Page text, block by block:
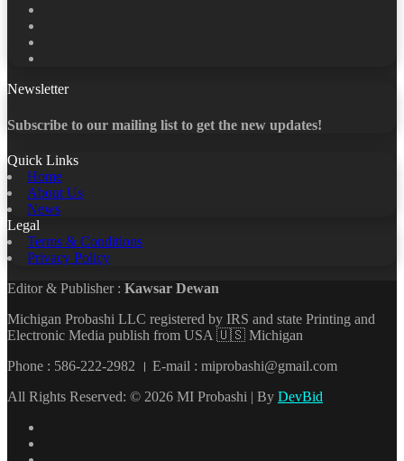
Newsletter
Subscribe to our mailing list to get the new updates!
Quick Links
Home
About Us
News
Legal
Terms & Conditions
Privacy Policy
Editor & Publisher : Kawsar Dewan
Michigan Probashi LLC registered by IRS and state Printing and
Electronic Media publish from USA 🇺🇸 Michigan
Phone : 586-222-2982 । E-mail : miprobashi@gmail.com
All Rights Reserved: © 2026 MI Probashi | By DevBid